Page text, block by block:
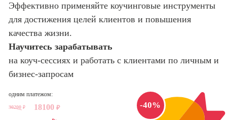
программирования
Школа психологии
Школа актерского
мастерства
Школа бизнеса и
управления
продвижение
сайтов)
маркетингу в
социальных
сетях (SMM-
Эффективно применяйте коучинговые инструменты
для достижения целей клиентов и повышения
качества жизни.
Научитесь зарабатывать
на коуч-сессиях и работать с клиентами по личным и
бизнес-запросам
-40%
одним платежом:
30200 ₽ 18100 ₽